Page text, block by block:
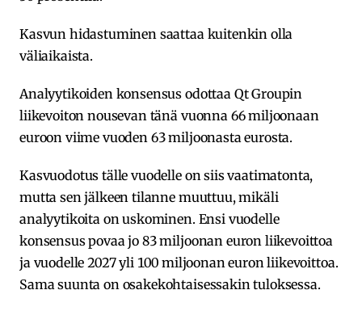
Kasvun hidastuminen saattaa kuitenkin olla
väliaikaista.
Analyytikoiden konsensus odottaa Qt Groupin
liikevoiton nousevan tänä vuonna 66 miljoonaan
euroon viime vuoden 63 miljoonasta eurosta.
Kasvuodotus tälle vuodelle on siis vaatimatonta,
mutta sen jälkeen tilanne muuttuu, mikäli
analyytikoita on uskominen. Ensi vuodelle
konsensus povaa jo 83 miljoonan euron liikevoittoa
ja vuodelle 2027 yli 100 miljoonan euron liikevoittoa.
Sama suunta on osakekohtaisessakin tuloksessa.